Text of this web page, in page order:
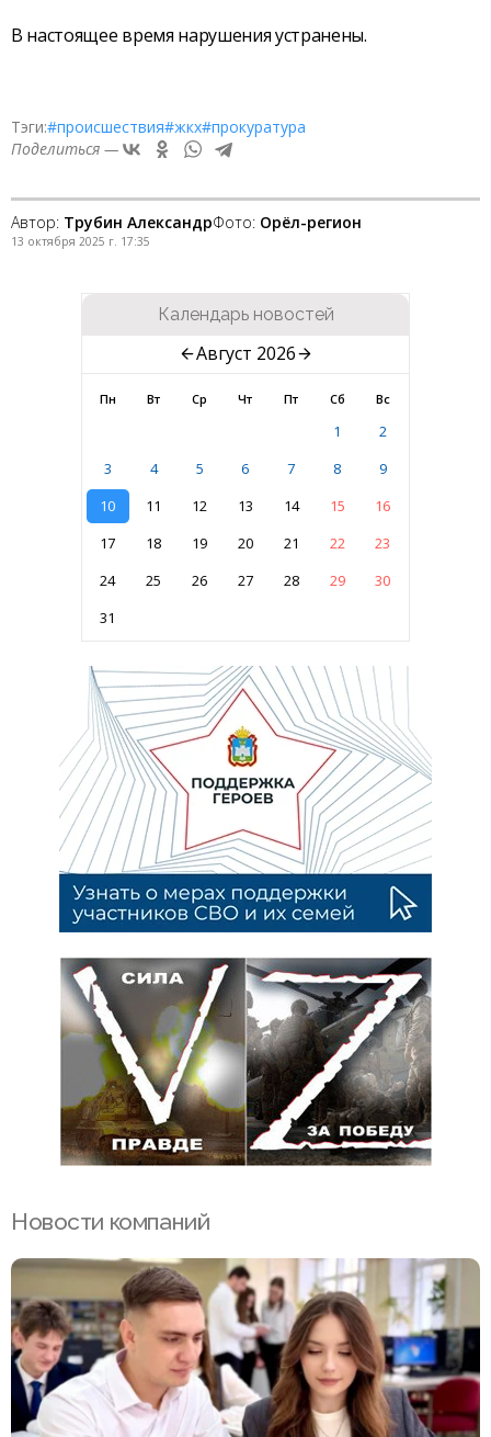
В настоящее время нарушения устранены.
Тэги:#происшествия#жкх#прокуратура
Поделиться —
Автор: Трубин АлександрФото: Орёл-регион
13 октября 2025 г. 17:35
Календарь новостей
Август 2026
Пн Вт Ср Чт Пт Сб Вс
1
2
3
4 5 6 7 8
9
10
11 12 13 14 15
16
17
18 19 20 21 22
23
24
25 26 27 28 29
30
31
Новости компаний